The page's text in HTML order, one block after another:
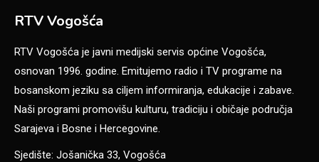
RTV Vogošća
RTV Vogošća je javni medijski servis općine Vogošća,
osnovan 1996. godine. Emitujemo radio i TV programe na
bosanskom jeziku sa ciljem informiranja, edukacije i zabave.
Naši programi promovišu kulturu, tradiciju i običaje područja
Sarajeva i Bosne i Hercegovine.
Sjedište: Jošanička 33, Vogošća